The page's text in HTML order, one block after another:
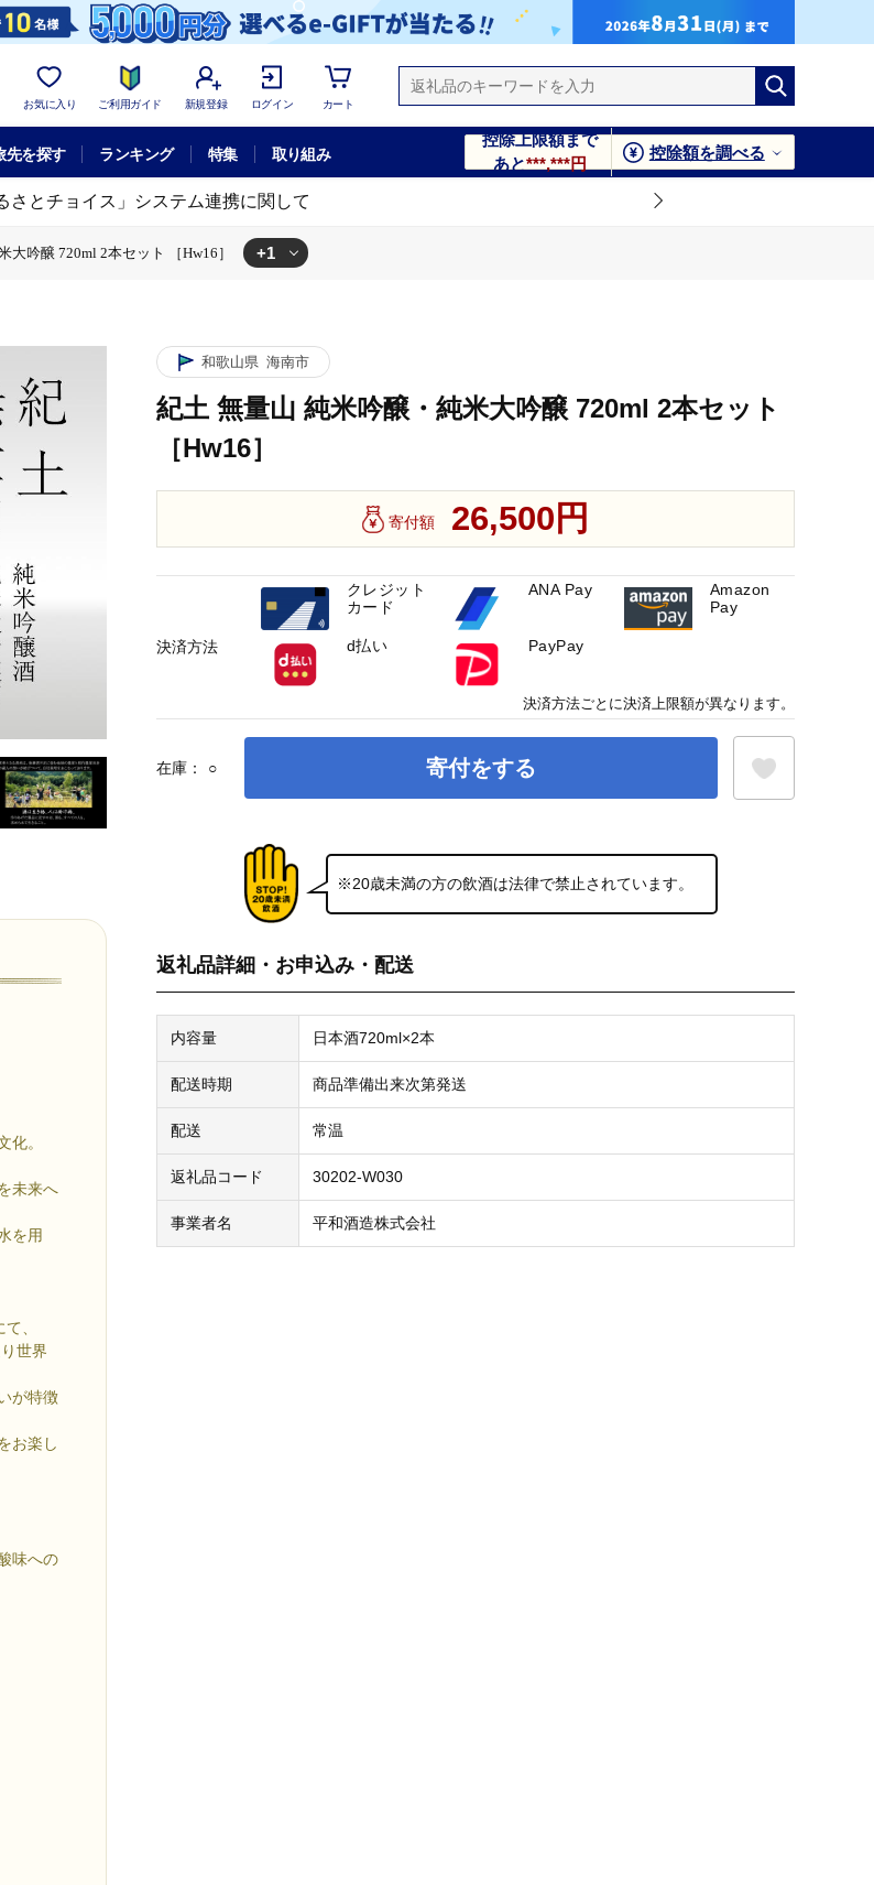
お気に入り ご利用ガイド 新規登録 ログイン カート
先を探す ランキング 特集 取り組み
控除上限額まで
あと***,***円
控除額を調べる
さとチョイス」システム連携に関して
大吟醸 720ml 2本セット ［Hw16］ +1
化。
未来へ
を用
、
世界
が特徴
お楽し
味への
和歌山県 海南市
紀土 無量山 純米吟醸・純米大吟醸 720ml 2本セット
［Hw16］
寄付額 26,500円
在庫： ○ 寄付をする
※20歳未満の方の飲酒は法律で禁止されています。
返礼品詳細・お申込み・配送
内容量 日本酒720ml×2本
配送時期 商品準備出来次第発送
配送 常温
返礼品コード 30202-W030
事業者名 平和酒造株式会社
決済方法
クレジット
カード
ANA Pay
Amazon
Pay
d払い PayPay
決済方法ごとに決済上限額が異なります。